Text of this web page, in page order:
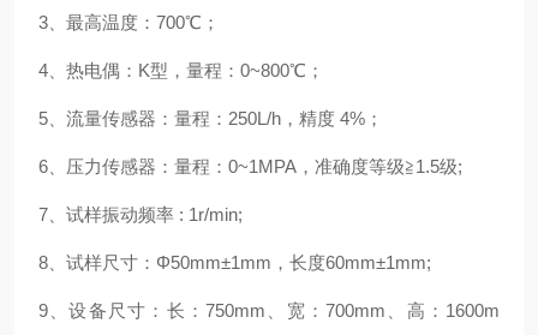
3、最高温度：700℃；
4、热电偶：K型，量程：0~800℃；
5、流量传感器：量程：250L/h，精度 4%；
6、压力传感器：量程：0~1MPA，准确度等级≧1.5级;
7、试样振动频率 : 1r/min;
8、试样尺寸：Φ50mm±1mm，长度60mm±1mm;
9、设备尺寸：长：750mm、宽：700mm、高：1600m